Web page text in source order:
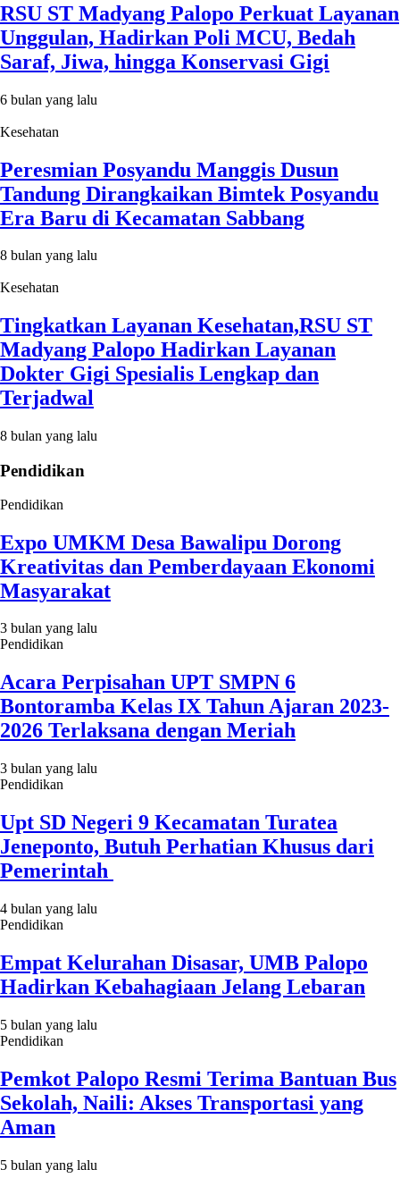
RSU ST Madyang Palopo Perkuat Layanan
Unggulan, Hadirkan Poli MCU, Bedah
Saraf, Jiwa, hingga Konservasi Gigi
6 bulan yang lalu
Kesehatan
Peresmian Posyandu Manggis Dusun
Tandung Dirangkaikan Bimtek Posyandu
Era Baru di Kecamatan Sabbang
8 bulan yang lalu
Kesehatan
Tingkatkan Layanan Kesehatan,RSU ST
Madyang Palopo Hadirkan Layanan
Dokter Gigi Spesialis Lengkap dan
Terjadwal
8 bulan yang lalu
Pendidikan
Pendidikan
Expo UMKM Desa Bawalipu Dorong
Kreativitas dan Pemberdayaan Ekonomi
Masyarakat
3 bulan yang lalu
Pendidikan
Acara Perpisahan UPT SMPN 6
Bontoramba Kelas IX Tahun Ajaran 2023-
2026 Terlaksana dengan Meriah
3 bulan yang lalu
Pendidikan
Upt SD Negeri 9 Kecamatan Turatea
Jeneponto, Butuh Perhatian Khusus dari
Pemerintah
4 bulan yang lalu
Pendidikan
Empat Kelurahan Disasar, UMB Palopo
Hadirkan Kebahagiaan Jelang Lebaran
5 bulan yang lalu
Pendidikan
Pemkot Palopo Resmi Terima Bantuan Bus
Sekolah, Naili: Akses Transportasi yang
Aman
5 bulan yang lalu